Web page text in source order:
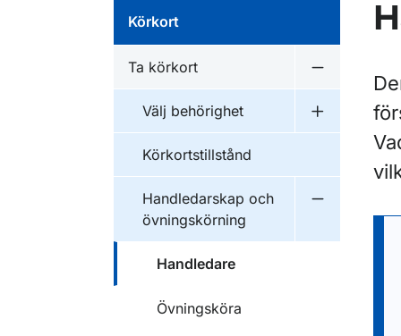
Körkort
Ta körkort
Välj behörighet
Undermeny
Körkortstillstånd
Handledarskap och
övningskörning
Handledare
Övningsköra